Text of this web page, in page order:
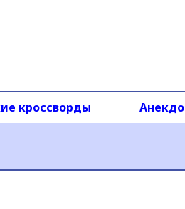
кроссворды